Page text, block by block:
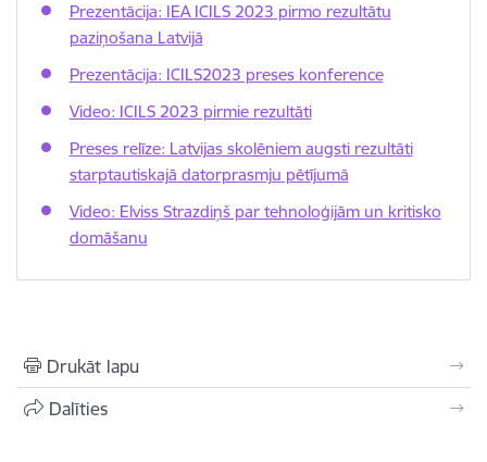
Prezentācija: IEA ICILS 2023 pirmo rezultātu
paziņošana Latvijā
Prezentācija: ICILS2023 preses konference
Video: ICILS 2023 pirmie rezultāti
Preses relīze: Latvijas skolēniem augsti rezultāti
starptautiskajā datorprasmju pētījumā
Video: Elviss Strazdiņš par tehnoloģijām un kritisko
domāšanu
Drukāt lapu
Dalīties